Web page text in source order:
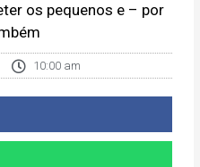
os pequenos e – por
10:00 am